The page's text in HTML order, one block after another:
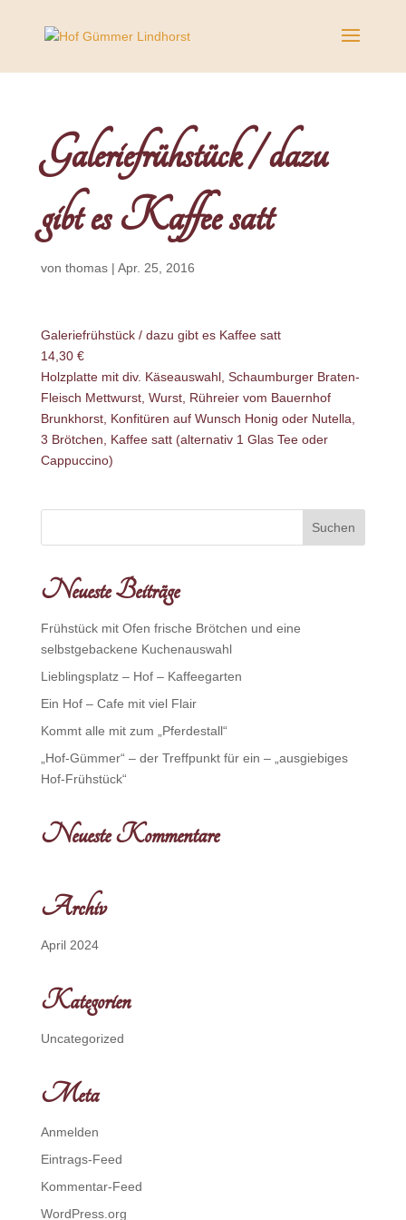
Galeriefrühstück / dazu
gibt es Kaffee satt
von thomas| Apr. 25, 2016
Galeriefrühstück / dazu gibt es Kaffee satt
14,30 €
Holzplatte mit div. Käseauswahl, Schaumburger Braten-
Fleisch Mettwurst, Wurst, Rühreier vom Bauernhof
Brunkhorst, Konfitüren auf Wunsch Honig oder Nutella,
3 Brötchen, Kaffee satt (alternativ 1 Glas Tee oder
Cappuccino)
Neueste Beiträge
Frühstück mit Ofen frische Brötchen und eine
selbstgebackene Kuchenauswahl
Lieblingsplatz – Hof – Kaffeegarten
Ein Hof – Cafe mit viel Flair
Kommt alle mit zum „Pferdestall“
„Hof-Gümmer“ – der Treffpunkt für ein – „ausgiebiges
Hof-Frühstück“
Neueste Kommentare
Archiv
April 2024
Kategorien
Uncategorized
Meta
Anmelden
Eintrags-Feed
Kommentar-Feed
WordPress.org